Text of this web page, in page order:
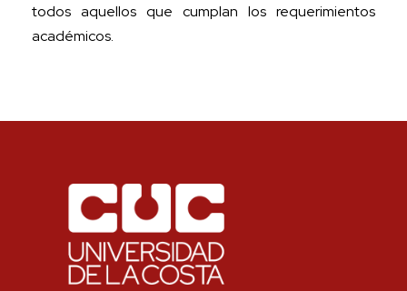
todos aquellos que cumplan los requerimientos
académicos.